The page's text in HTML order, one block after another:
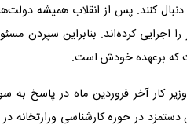
دنبال کنند. پس از انقلاب همیشه
را اجرایی کرده‌اند. بنابراین سپردن
که برعهده خودش است.
کار آخر فروردین ماه در پاسخ
دستمزد در حوزه کارشناسی